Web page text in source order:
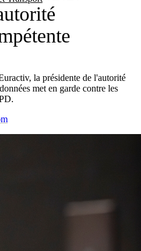
la présidente de l'autorité
met en garde contre les